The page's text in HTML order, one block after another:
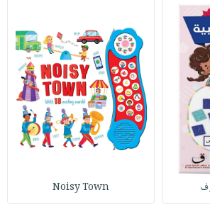
Noisy Town